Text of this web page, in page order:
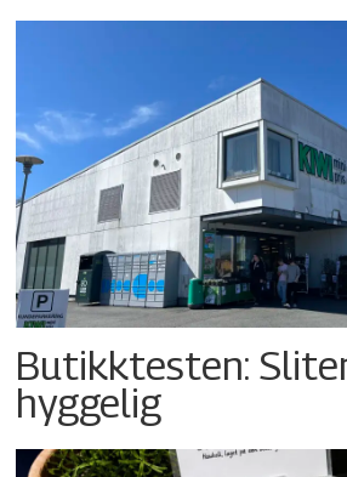
Butikktesten:
hyggelig